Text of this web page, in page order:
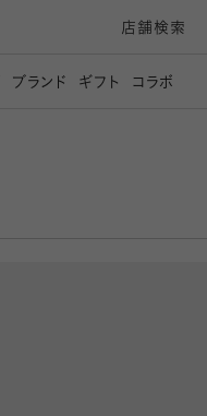
店舗検索
ブランド ギフト コラボ